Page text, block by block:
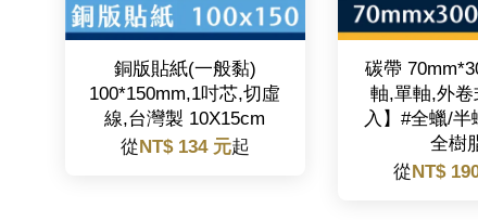
銅版貼紙(一般黏)
100*150mm,1吋芯,切虛
線,台灣製 10X15cm
從NT$ 134 元起
碳帶
軸,單軸,外卷
入】#全蠟/
全樹
從NT$